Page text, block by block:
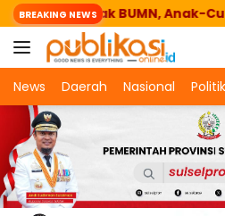
Langsung
ke
konten
BREAKING NEWS
Gebrak BUMN, Anak-Cucu
News Daerah Nasional Politik